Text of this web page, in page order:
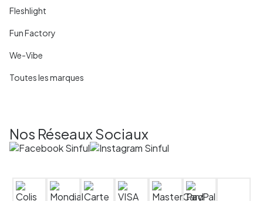
Fleshlight
Fun Factory
We-Vibe
Toutes les marques
Nos Réseaux Sociaux